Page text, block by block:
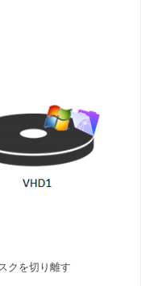
クを切り離す